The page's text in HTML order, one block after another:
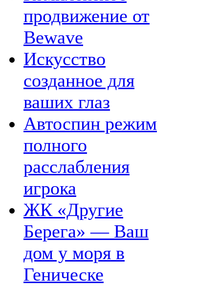
продвижение от
Bewave
Искусство
созданное для
ваших глаз
Автоспин режим
полного
расслабления
игрока
ЖК «Другие
Берега» — Ваш
дом у моря в
Геническе